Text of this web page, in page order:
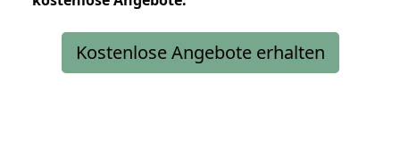
Kostenlose Angebote erhalten